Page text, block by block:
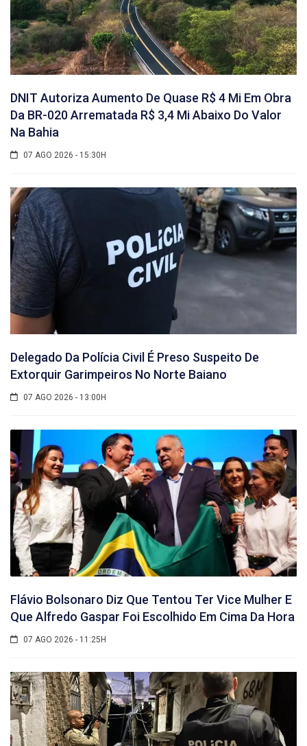
DNIT Autoriza Aumento De Quase R$ 4 Mi Em Obra
Da BR-020 Arrematada R$ 3,4 Mi Abaixo Do Valor
Na Bahia
07 AGO 2026 - 15:30H
Delegado Da Polícia Civil É Preso Suspeito De
Extorquir Garimpeiros No Norte Baiano
07 AGO 2026 - 13:00H
Flávio Bolsonaro Diz Que Tentou Ter Vice Mulher E
Que Alfredo Gaspar Foi Escolhido Em Cima Da Hora
07 AGO 2026 - 11:25H